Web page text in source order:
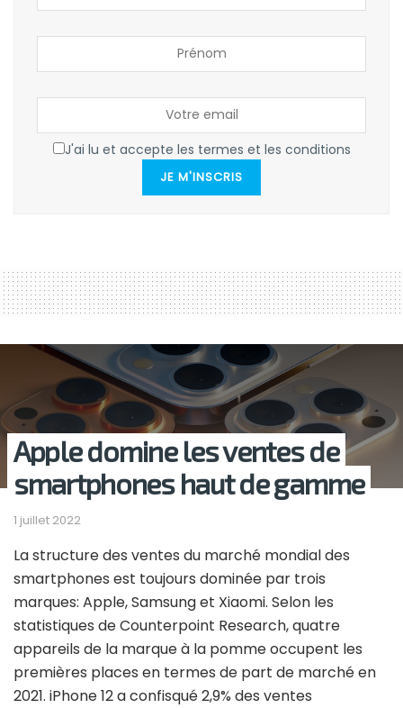
J'ai lu et accepte les termes et les conditions
JE M'INSCRIS
Apple domine les ventes de
smartphones haut de gamme
1 juillet 2022
La structure des ventes du marché mondial des
smartphones est toujours dominée par trois
marques: Apple, Samsung et Xiaomi. Selon les
statistiques de Counterpoint Research, quatre
appareils de la marque à la pomme occupent les
premières places en termes de part de marché en
2021. iPhone 12 a confisqué 2,9% des ventes